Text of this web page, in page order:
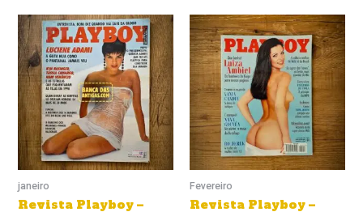
janeiro
Revista Playboy –
Fevereiro
Revista Playboy –